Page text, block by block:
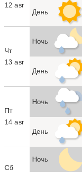
12 авг
День
Чт
13 авг
Ночь
День
Пт
14 авг
Ночь
День
Сб
Ночь